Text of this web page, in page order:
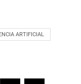
ARTIFICIAL